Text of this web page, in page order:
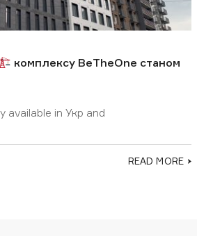
комплексу BeTheOne станом
available in Укр and
READ MORE